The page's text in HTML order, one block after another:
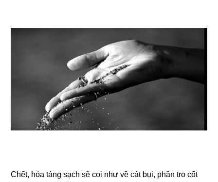
Chết, hỏa tánɡ ѕạch ѕẽ coi như về cát bụi, phần tro cốt